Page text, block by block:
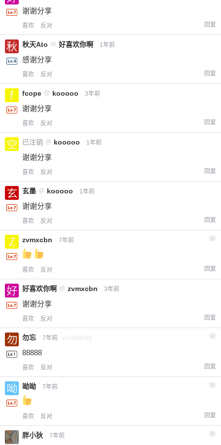
谢谢分享
喜欢 反对 回复
秋天Ato @ 好喜欢你啊 1年前
感谢分享
喜欢 反对 回复
fcope @ kooooo 3年前
谢谢分享
喜欢 反对 回复
已注销 @ kooooo 1年前
谢谢分享
喜欢 反对 回复
玄墨 @ kooooo 1年前
谢谢分享
喜欢 反对 回复
zvmxcbn 7年前 3
喜欢 反对 回复
好喜欢你啊 @ zvmxcbn 3年前
谢谢分享
喜欢 反对 回复
勿忘 7年前 via Android 4
88888
喜欢 反对 回复
呦呦 7年前 5
喜欢 反对 回复
胖小狄 7年前